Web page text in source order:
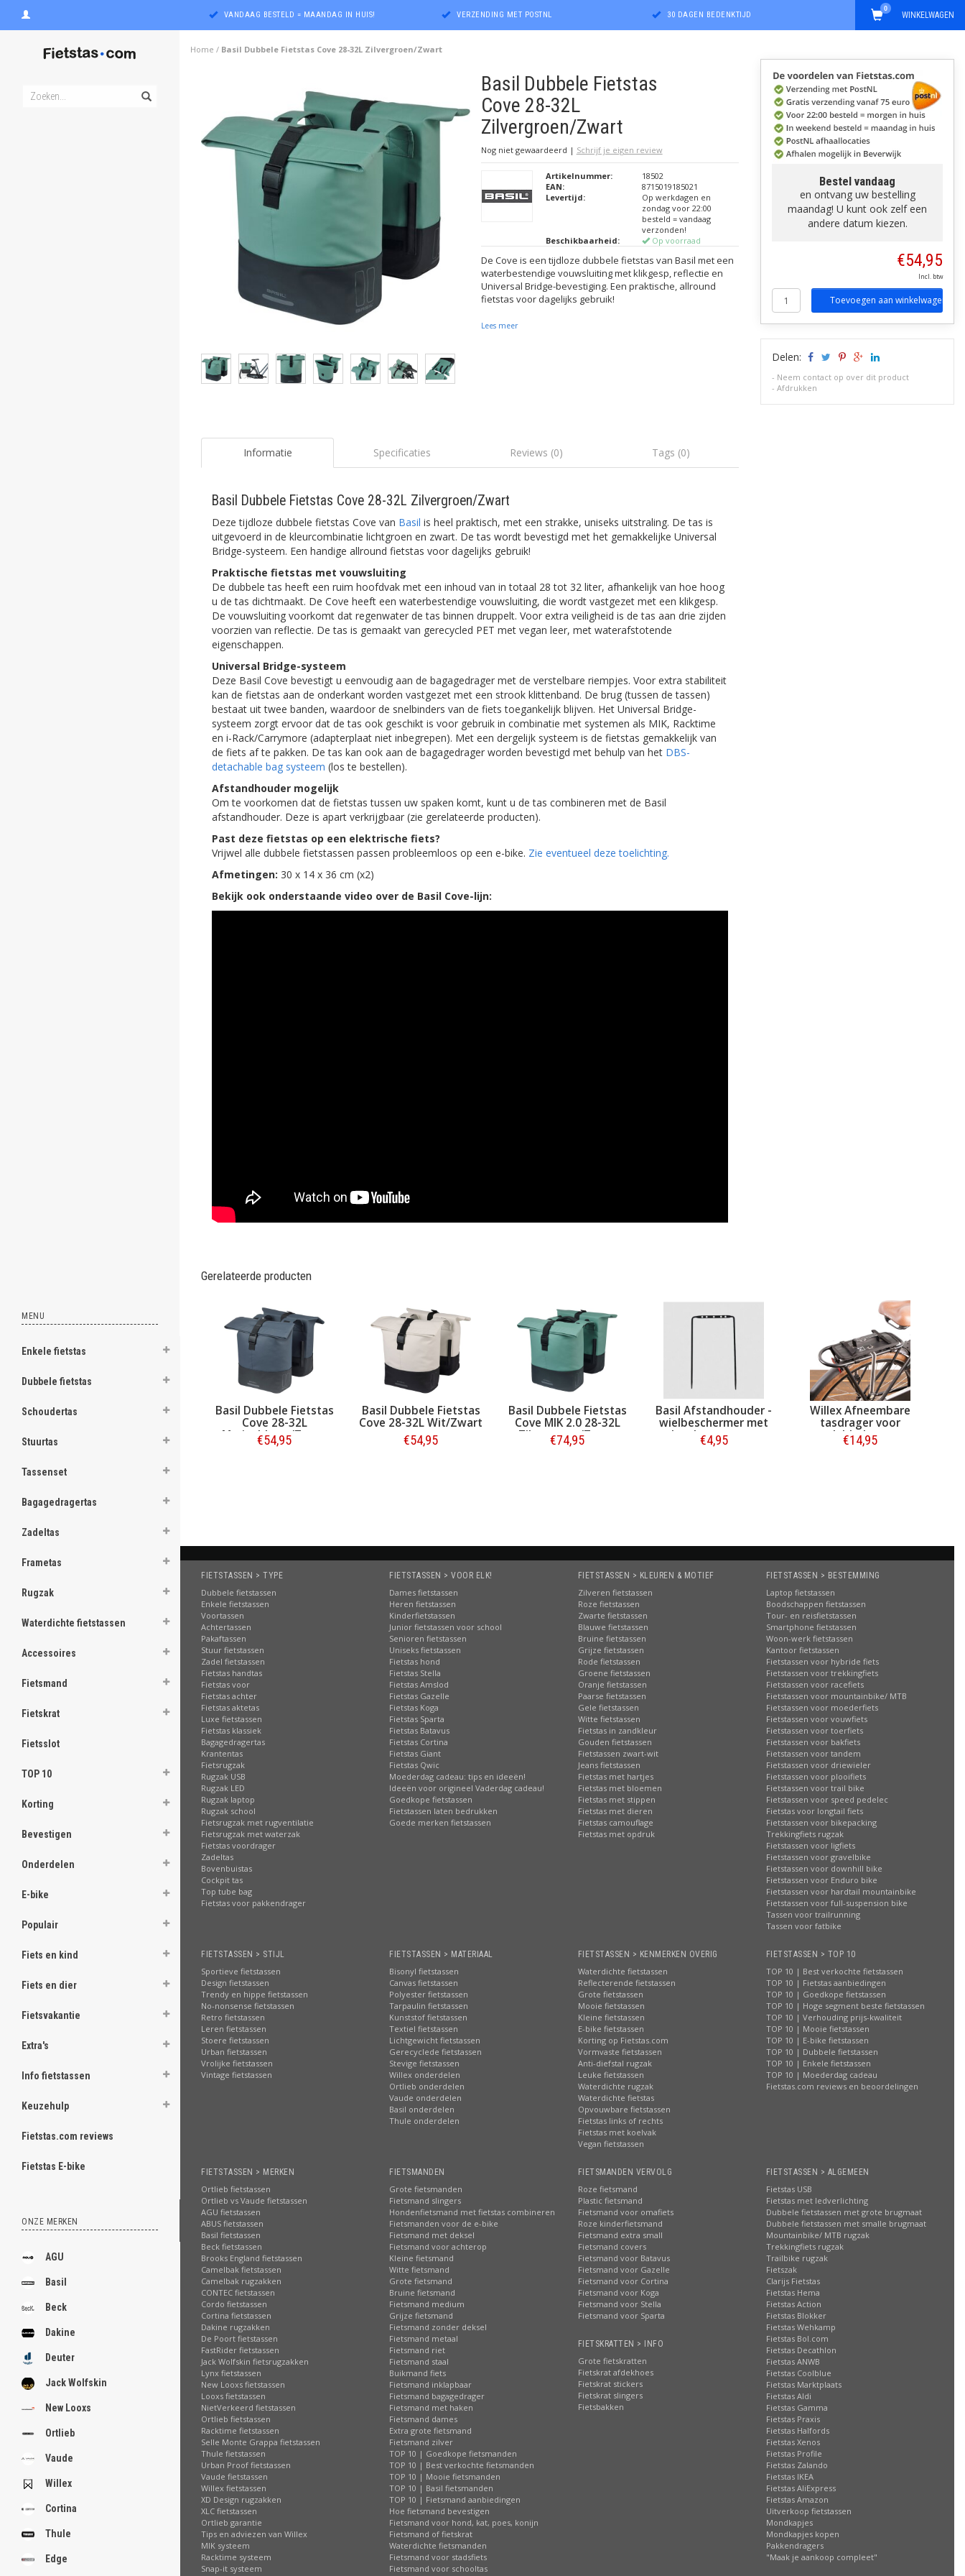
VANDAAG BESTELD = MAANDAG IN HUIS! VERZENDING MET POSTNL 30 DAGEN BEDENKTIJD WINKELWAGEN
0
MENU
Enkele fietstas
Dubbele fietstas
Schoudertas
Stuurtas
Tassenset
Bagagedragertas
Zadeltas
Frametas
Rugzak
Waterdichte fietstassen
Accessoires
Fietsmand
Fietskrat
Fietsslot
TOP 10
Korting
Bevestigen
Onderdelen
E-bike
Populair
Fiets en kind
Fiets en dier
Fietsvakantie
Extra's
Info fietstassen
Keuzehulp
Fietstas.com reviews
Fietstas E-bike
ONZE MERKEN
AGU
Basil
Beck
Dakine
Deuter
Jack Wolfskin
New Looxs
Ortlieb
Vaude
Willex
Cortina
Thule
Edge
.
.
.
.
.
Home / Basil Dubbele Fietstas Cove 28-32L Zilvergroen/Zwart
Basil Dubbele Fietstas
Cove 28-32L
Zilvergroen/Zwart
Nog niet gewaardeerd | Schrijf je eigen review
Artikelnummer:
18502
EAN:
8715019185021
Levertijd:
Op werkdagen en
zondag voor 22:00
besteld = vandaag
verzonden!
Beschikbaarheid:
Op voorraad
De Cove is een tijdloze dubbele fietstas van Basil met een
waterbestendige vouwsluiting met klikgesp, reflectie en
Universal Bridge-bevestiging. Een praktische, allround
fietstas voor dagelijks gebruik!
Lees meer
Informatie Specificaties Reviews (0) Tags (0)
Basil Dubbele Fietstas Cove 28-32L Zilvergroen/Zwart
Deze tijdloze dubbele fietstas Cove van Basil is heel praktisch, met een strakke, uniseks uitstraling. De tas is
uitgevoerd in de kleurcombinatie lichtgroen en zwart. De tas wordt bevestigd met het gemakkelijke Universal
Bridge-systeem. Een handige allround fietstas voor dagelijks gebruik!
Praktische fietstas met vouwsluiting
De dubbele tas heeft een ruim hoofdvak met een inhoud van in totaal 28 tot 32 liter, afhankelijk van hoe hoog
u de tas dichtmaakt. De Cove heeft een waterbestendige vouwsluiting, die wordt vastgezet met een klikgesp.
De vouwsluiting voorkomt dat regenwater de tas binnen druppelt. Voor extra veiligheid is de tas aan drie zijden
voorzien van reflectie. De tas is gemaakt van gerecycled PET met vegan leer, met waterafstotende
eigenschappen.
Universal Bridge-systeem
Deze Basil Cove bevestigt u eenvoudig aan de bagagedrager met de verstelbare riempjes. Voor extra stabiliteit
kan de fietstas aan de onderkant worden vastgezet met een strook klittenband. De brug (tussen de tassen)
bestaat uit twee banden, waardoor de snelbinders van de fiets toegankelijk blijven. Het Universal Bridge-
systeem zorgt ervoor dat de tas ook geschikt is voor gebruik in combinatie met systemen als MIK, Racktime
en i-Rack/Carrymore (adapterplaat niet inbegrepen). Met een dergelijk systeem is de fietstas gemakkelijk van
de fiets af te pakken. De tas kan ook aan de bagagedrager worden bevestigd met behulp van het DBS-
detachable bag systeem (los te bestellen).
Afstandhouder mogelijk
Om te voorkomen dat de fietstas tussen uw spaken komt, kunt u de tas combineren met de Basil
afstandhouder. Deze is apart verkrijgbaar (zie gerelateerde producten).
Past deze fietstas op een elektrische fiets?
Vrijwel alle dubbele fietstassen passen probleemloos op een e-bike. Zie eventueel deze toelichting.
Afmetingen: 30 x 14 x 36 cm (x2)
Bekijk ook onderstaande video over de Basil Cove-lijn:
Bestel vandaag
en ontvang uw bestelling
maandag! U kunt ook zelf een
andere datum kiezen.
€54,95
Incl. btw
Toevoegen aan winkelwagen
Delen:
- Neem contact op over dit product
-Afdrukken
Gerelateerde producten
Basil Dubbele Fietstas
Cove 28-32L
Marineblauw/Zwart
€54,95
Basil Dubbele Fietstas
Cove 28-32L Wit/Zwart
€54,95
Basil Dubbele Fietstas
Cove MIK 2.0 28-32L
Zilvergroen/Zwart
€74,95
Basil Afstandhouder -
wielbeschermer met
achterlampmontage
€4,95
Willex Afneembare
tasdrager voor
dubbele tas
€14,95
FIETSTASSEN > TYPE
Dubbele fietstassen
Enkele fietstassen
Voortassen
Achtertassen
Pakaftassen
Stuur fietstassen
Zadel fietstassen
Fietstas handtas
Fietstas voor
Fietstas achter
Fietstas aktetas
Luxe fietstassen
Fietstas klassiek
Bagagedragertas
Krantentas
Fietsrugzak
Rugzak USB
Rugzak LED
Rugzak laptop
Rugzak school
Fietsrugzak met rugventilatie
Fietsrugzak met waterzak
Fietstas voordrager
Zadeltas
Bovenbuistas
Cockpit tas
Top tube bag
Fietstas voor pakkendrager
FIETSTASSEN > VOOR ELK!
Dames fietstassen
Heren fietstassen
Kinderfietstassen
Junior fietstassen voor school
Senioren fietstassen
Uniseks fietstassen
Fietstas hond
Fietstas Stella
Fietstas Amslod
Fietstas Gazelle
Fietstas Koga
Fietstas Sparta
Fietstas Batavus
Fietstas Cortina
Fietstas Giant
Fietstas Qwic
Moederdag cadeau: tips en ideeën!
Ideeën voor origineel Vaderdag cadeau!
Goedkope fietstassen
Fietstassen laten bedrukken
Goede merken fietstassen
FIETSTASSEN > KLEUREN & MOTIEF
Zilveren fietstassen
Roze fietstassen
Zwarte fietstassen
Blauwe fietstassen
Bruine fietstassen
Grijze fietstassen
Rode fietstassen
Groene fietstassen
Oranje fietstassen
Paarse fietstassen
Gele fietstassen
Witte fietstassen
Fietstas in zandkleur
Gouden fietstassen
Fietstassen zwart-wit
Jeans fietstassen
Fietstas met hartjes
Fietstas met bloemen
Fietstas met stippen
Fietstas met dieren
Fietstas camouflage
Fietstas met opdruk
FIETSTASSEN > BESTEMMING
Laptop fietstassen
Boodschappen fietstassen
Tour- en reisfietstassen
Smartphone fietstassen
Woon-werk fietstassen
Kantoor fietstassen
Fietstassen voor hybride fiets
Fietstassen voor trekkingfiets
Fietstassen voor racefiets
Fietstassen voor mountainbike/ MTB
Fietstassen voor moederfiets
Fietstassen voor vouwfiets
Fietstassen voor toerfiets
Fietstassen voor bakfiets
Fietstassen voor tandem
Fietstassen voor driewieler
Fietstassen voor plooifiets
Fietstassen voor trail bike
Fietstassen voor speed pedelec
Fietstas voor longtail fiets
Fietstassen voor bikepacking
Trekkingfiets rugzak
Fietstassen voor ligfiets
Fietstassen voor gravelbike
Fietstassen voor downhill bike
Fietstassen voor Enduro bike
Fietstassen voor hardtail mountainbike
Fietstassen voor full-suspension bike
Tassen voor trailrunning
Tassen voor fatbike
FIETSTASSEN > STIJL
Sportieve fietstassen
Design fietstassen
Trendy en hippe fietstassen
No-nonsense fietstassen
Retro fietstassen
Leren fietstassen
Stoere fietstassen
Urban fietstassen
Vrolijke fietstassen
Vintage fietstassen
FIETSTASSEN > MATERIAAL
Bisonyl fietstassen
Canvas fietstassen
Polyester fietstassen
Tarpaulin fietstassen
Kunststof fietstassen
Textiel fietstassen
Lichtgewicht fietstassen
Gerecyclede fietstassen
Stevige fietstassen
Willex onderdelen
Ortlieb onderdelen
Vaude onderdelen
Basil onderdelen
Thule onderdelen
FIETSTASSEN > KENMERKEN OVERIG
Waterdichte fietstassen
Reflecterende fietstassen
Grote fietstassen
Mooie fietstassen
Kleine fietstassen
E-bike fietstassen
Korting op Fietstas.com
Vormvaste fietstassen
Anti-diefstal rugzak
Leuke fietstassen
Waterdichte rugzak
Waterdichte fietstas
Opvouwbare fietstassen
Fietstas links of rechts
Fietstas met koelvak
Vegan fietstassen
FIETSTASSEN > TOP 10
TOP 10 | Best verkochte fietstassen
TOP 10 | Fietstas aanbiedingen
TOP 10 | Goedkope fietstassen
TOP 10 | Hoge segment beste fietstassen
TOP 10 | Verhouding prijs-kwaliteit
TOP 10 | Mooie fietstassen
TOP 10 | E-bike fietstassen
TOP 10 | Dubbele fietstassen
TOP 10 | Enkele fietstassen
TOP 10 | Moederdag cadeau
Fietstas.com reviews en beoordelingen
FIETSTASSEN > MERKEN
Ortlieb fietstassen
Ortlieb vs Vaude fietstassen
AGU fietstassen
ABUS fietstassen
Basil fietstassen
Beck fietstassen
Brooks England fietstassen
Camelbak fietstassen
Camelbak rugzakken
CONTEC fietstassen
Cordo fietstassen
Cortina fietstassen
Dakine rugzakken
De Poort fietstassen
FastRider fietstassen
Jack Wolfskin fietsrugzakken
Lynx fietstassen
New Looxs fietstassen
Looxs fietstassen
NietVerkeerd fietstassen
Ortlieb fietstassen
Racktime fietstassen
Selle Monte Grappa fietstassen
Thule fietstassen
Urban Proof fietstassen
Vaude fietstassen
Willex fietstassen
XD Design rugzakken
XLC fietstassen
Ortlieb garantie
Tips en adviezen van Willex
MIK systeem
Racktime systeem
Snap-it systeem
FIETSMANDEN
Grote fietsmanden
Fietsmand slingers
Hondenfietsmand met fietstas combineren
Fietsmanden voor de e-bike
Fietsmand met deksel
Fietsmand voor achterop
Kleine fietsmand
Witte fietsmand
Grote fietsmand
Bruine fietsmand
Fietsmand medium
Grijze fietsmand
Fietsmand zonder deksel
Fietsmand metaal
Fietsmand riet
Fietsmand staal
Buikmand fiets
Fietsmand inklapbaar
Fietsmand bagagedrager
Fietsmand met haken
Fietsmand dames
Extra grote fietsmand
Fietsmand zilver
TOP 10 | Goedkope fietsmanden
TOP 10 | Best verkochte fietsmanden
TOP 10 | Mooie fietsmanden
TOP 10 | Basil fietsmanden
TOP 10 | Fietsmand aanbiedingen
Hoe fietsmand bevestigen
Fietsmand voor hond, kat, poes, konijn
Fietsmand of fietskrat
Waterdichte fietsmanden
Fietsmand voor stadsfiets
Fietsmand voor schooltas
FIETSMANDEN VERVOLG
Roze fietsmand
Plastic fietsmand
Fietsmand voor omafiets
Roze kinderfietsmand
Fietsmand extra small
Fietsmand covers
Fietsmand voor Batavus
Fietsmand voor Gazelle
Fietsmand voor Cortina
Fietsmand voor Koga
Fietsmand voor Stella
Fietsmand voor Sparta
FIETSKRATTEN > INFO
Grote fietskratten
Fietskrat afdekhoes
Fietskrat stickers
Fietskrat slingers
Fietsbakken
FIETSTASSEN > ALGEMEEN
Fietstas USB
Fietstas met ledverlichting
Dubbele fietstassen met grote brugmaat
Dubbele fietstassen met smalle brugmaat
Mountainbike/ MTB rugzak
Trekkingfiets rugzak
Trailbike rugzak
Fietszak
Clarijs Fietstas
Fietstas Hema
Fietstas Action
Fietstas Blokker
Fietstas Wehkamp
Fietstas Bol.com
Fietstas Decathlon
Fietstas ANWB
Fietstas Coolblue
Fietstas Marktplaats
Fietstas Aldi
Fietstas Gamma
Fietstas Praxis
Fietstas Halfords
Fietstas Xenos
Fietstas Profile
Fietstas Zalando
Fietstas IKEA
Fietstas AliExpress
Fietstas Amazon
Uitverkoop fietstassen
Mondkapjes
Mondkapjes kopen
Pakkendragers
"Maak je aankoop compleet"